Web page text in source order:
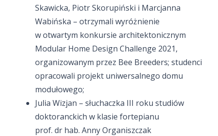
Skawicka, Piotr Skorupiński i Marcjanna
Wabińska – otrzymali wyróżnienie
w otwartym konkursie architektonicznym
Modular Home Design Challenge 2021,
organizowanym przez Bee Breeders; studenci
opracowali projekt uniwersalnego domu
modułowego;
Julia Wizjan – słuchaczka III roku studiów
doktoranckich w klasie fortepianu
prof. dr hab. Anny Organiszczak